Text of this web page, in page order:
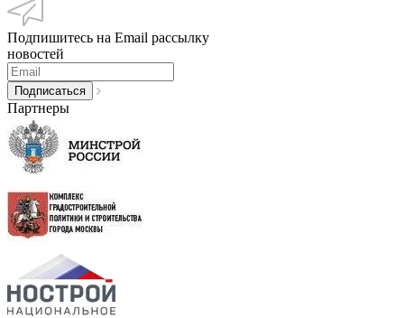
Подпишитесь на Email рассылку
новостей
Партнеры